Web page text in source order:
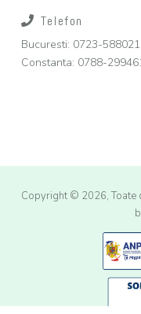
Telefon
Bucuresti: 0723-588021
Constanta: 0788-
Copyright © 2026, Toate